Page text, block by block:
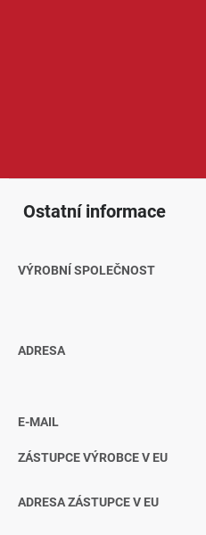
Ostatní informace
VÝROBNÍ SPOLEČNOST
ADRESA
E-MAIL
ZÁSTUPCE VÝROBCE V EU
ADRESA ZÁSTUPCE V EU